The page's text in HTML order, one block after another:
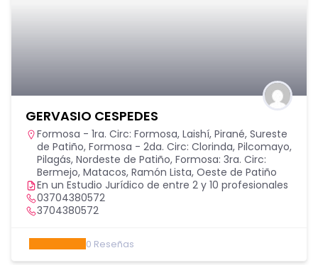
GERVASIO CESPEDES
Formosa - 1ra. Circ: Formosa, Laishí, Pirané, Sureste
de Patiño, Formosa - 2da. Circ: Clorinda, Pilcomayo,
Pilagás, Nordeste de Patiño, Formosa: 3ra. Circ:
Bermejo, Matacos, Ramón Lista, Oeste de Patiño
En un Estudio Jurídico de entre 2 y 10 profesionales
03704380572
3704380572
0 Reseñas